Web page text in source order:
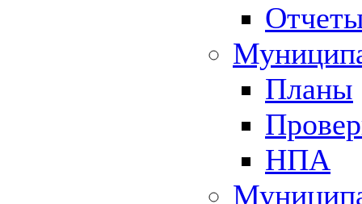
Планы
НПА